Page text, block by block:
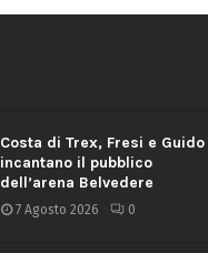
Costa di Trex, Fresi e Guido
incantano il pubblico
dell’arena Belvedere
7 Agosto 2026 0